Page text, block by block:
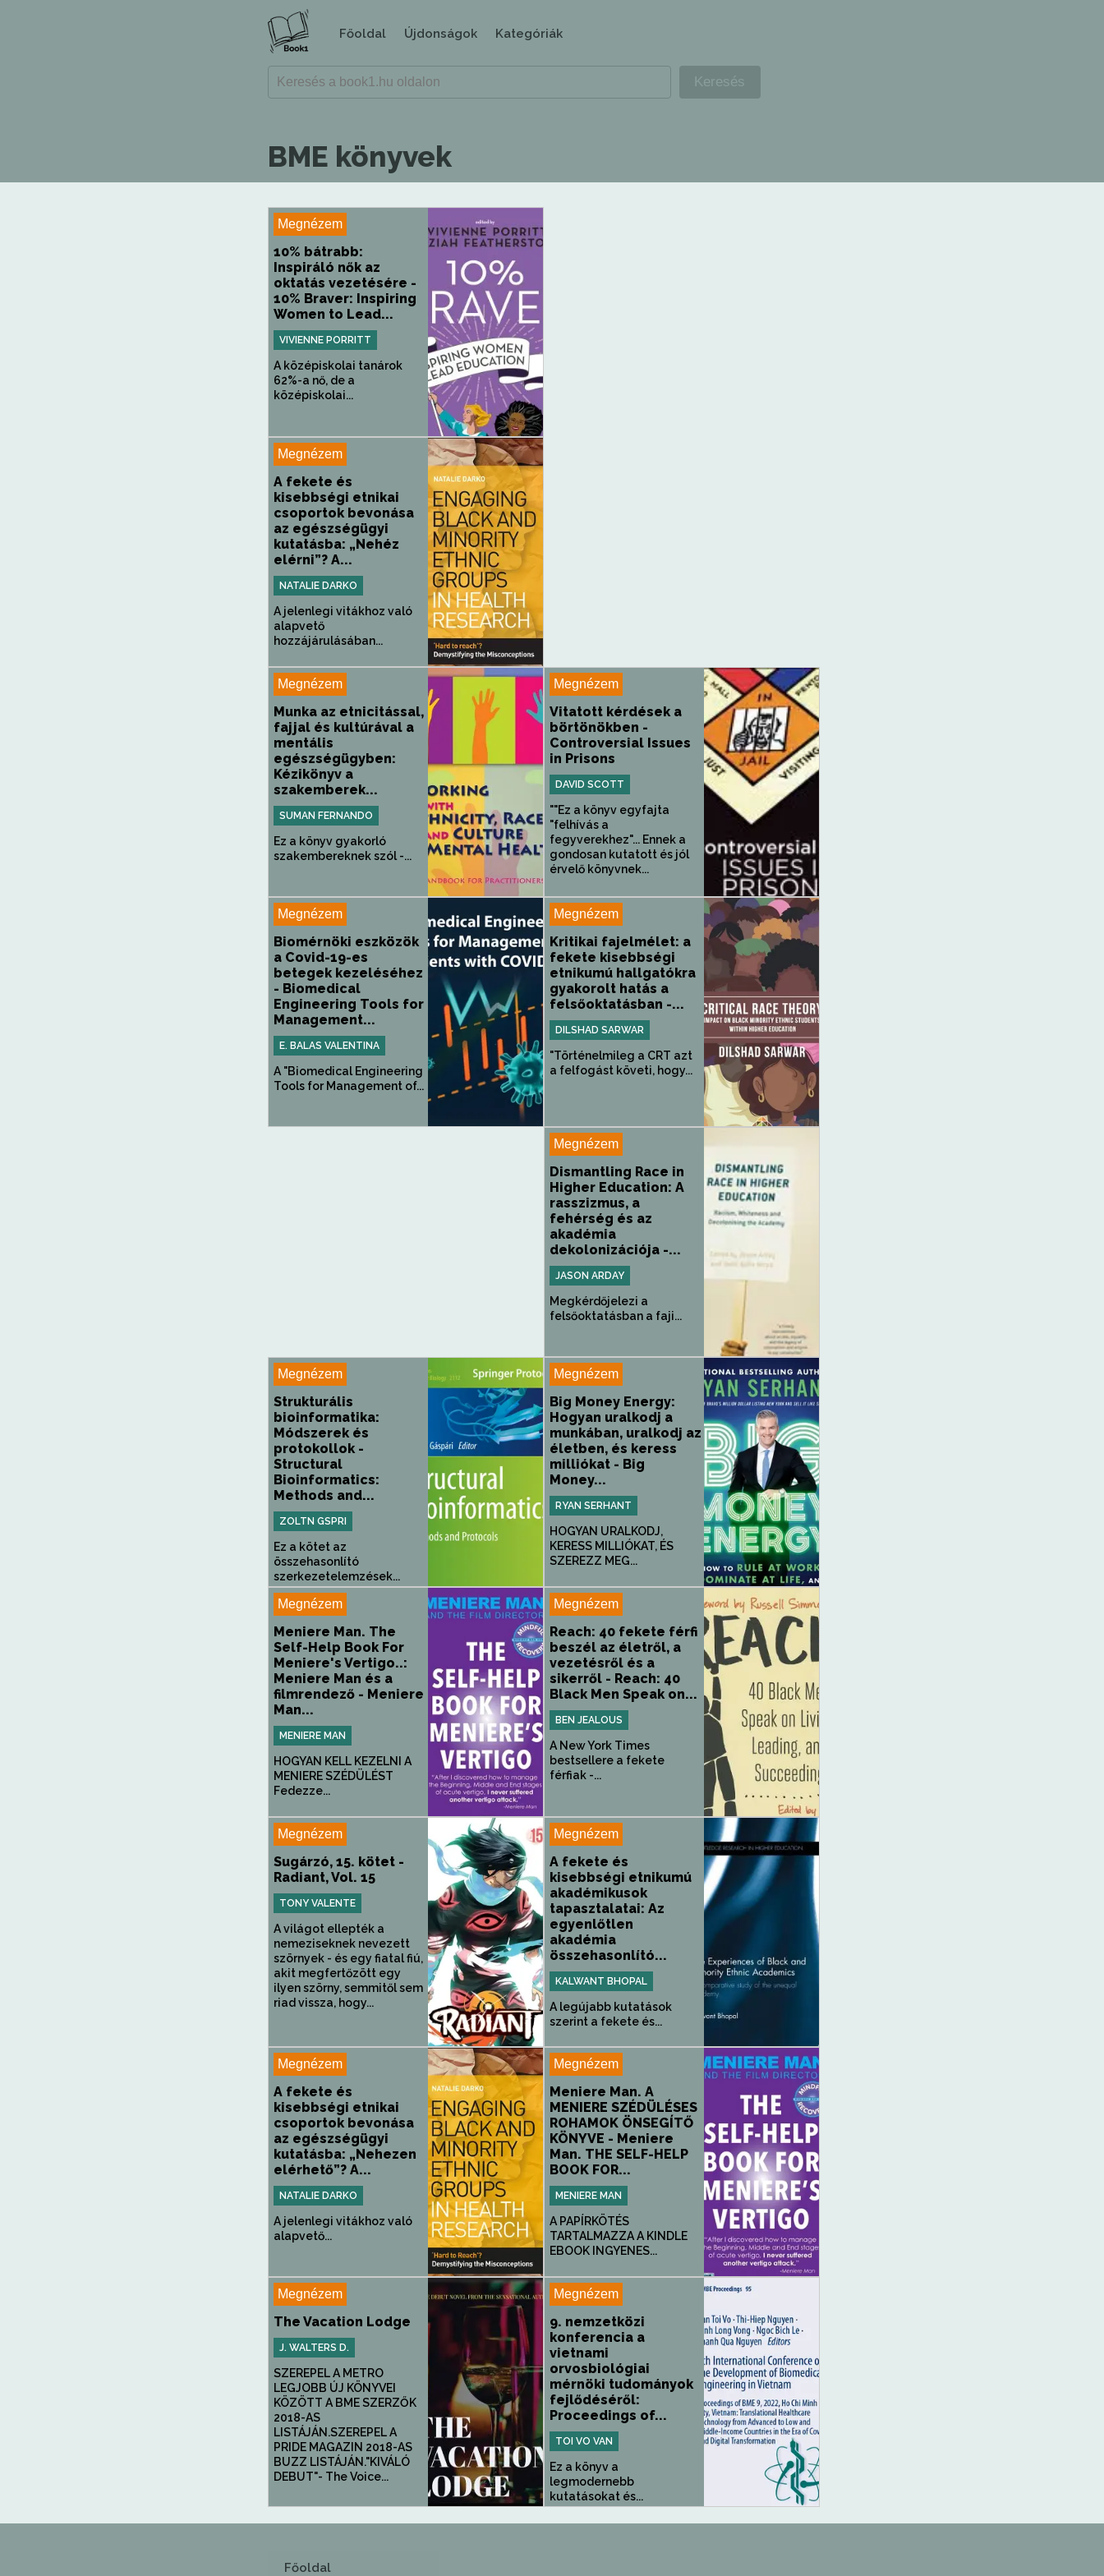
Főoldal Újdonságok Kategóriák
BME könyvek
Megnézem
10% bátrabb:
Inspiráló nők az
oktatás vezetésére -
10% Braver: Inspiring
Women to Lead...
VIVIENNE PORRITT
A középiskolai tanárok
62%-a nő, de a
középiskolai...
Megnézem
A fekete és
kisebbségi etnikai
csoportok bevonása
az egészségügyi
kutatásba: „Nehéz
elérni”? A...
NATALIE DARKO
A jelenlegi vitákhoz való
alapvető
hozzájárulásában...
Megnézem
Munka az etnicitással,
fajjal és kultúrával a
mentális
egészségügyben:
Kézikönyv a
szakemberek...
SUMAN FERNANDO
Ez a könyv gyakorló
szakembereknek szól -...
Megnézem
Vitatott kérdések a
börtönökben -
Controversial Issues
in Prisons
DAVID SCOTT
""Ez a könyv egyfajta
"felhívás a
fegyverekhez"... Ennek a
gondosan kutatott és jól
érvelő könyvnek...
Megnézem
Biomérnöki eszközök
a Covid-19-es
betegek kezeléséhez
- Biomedical
Engineering Tools for
Management...
E. BALAS VALENTINA
A "Biomedical Engineering
Tools for Management of...
Megnézem
Kritikai fajelmélet: a
fekete kisebbségi
etnikumú hallgatókra
gyakorolt hatás a
felsőoktatásban -...
DILSHAD SARWAR
"Történelmileg a CRT azt
a felfogást követi, hogy...
Megnézem
Dismantling Race in
Higher Education: A
rasszizmus, a
fehérség és az
akadémia
dekolonizációja -...
JASON ARDAY
Megkérdőjelezi a
felsőoktatásban a faji...
Megnézem
Strukturális
bioinformatika:
Módszerek és
protokollok -
Structural
Bioinformatics:
Methods and...
ZOLTN GSPRI
Ez a kötet az
összehasonlító
szerkezetelemzések...
Megnézem
Big Money Energy:
Hogyan uralkodj a
munkában, uralkodj az
életben, és keress
milliókat - Big
Money...
RYAN SERHANT
HOGYAN URALKODJ,
KERESS MILLIÓKAT, ÉS
SZEREZZ MEG...
Megnézem
Meniere Man. The
Self-Help Book For
Meniere's Vertigo..:
Meniere Man és a
filmrendező - Meniere
Man...
MENIERE MAN
HOGYAN KELL KEZELNI A
MENIERE SZÉDÜLÉST
Fedezze...
Megnézem
Reach: 40 fekete férfi
beszél az életről, a
vezetésről és a
sikerről - Reach: 40
Black Men Speak on...
BEN JEALOUS
A New York Times
bestsellere a fekete
férfiak -...
Megnézem
Sugárzó, 15. kötet -
Radiant, Vol. 15
TONY VALENTE
A világot ellepték a
nemeziseknek nevezett
szörnyek - és egy fiatal fiú,
akit megfertőzött egy
ilyen szörny, semmitől sem
riad vissza, hogy...
Megnézem
A fekete és
kisebbségi etnikumú
akadémikusok
tapasztalatai: Az
egyenlőtlen
akadémia
összehasonlító...
KALWANT BHOPAL
A legújabb kutatások
szerint a fekete és...
Megnézem
A fekete és
kisebbségi etnikai
csoportok bevonása
az egészségügyi
kutatásba: „Nehezen
elérhető”? A...
NATALIE DARKO
A jelenlegi vitákhoz való
alapvető...
Megnézem
Meniere Man. A
MENIERE SZÉDÜLÉSES
ROHAMOK ÖNSEGÍTŐ
KÖNYVE - Meniere
Man. THE SELF-HELP
BOOK FOR...
MENIERE MAN
A PAPÍRKÖTÉS
TARTALMAZZA A KINDLE
EBOOK INGYENES...
Megnézem
The Vacation Lodge
J. WALTERS D.
SZEREPEL A METRO
LEGJOBB ÚJ KÖNYVEI
KÖZÖTT A BME SZERZŐK
2018-AS
LISTÁJÁN.SZEREPEL A
PRIDE MAGAZIN 2018-AS
BUZZ LISTÁJÁN."KIVÁLÓ
DEBUT"- The Voice...
Megnézem
9. nemzetközi
konferencia a
vietnami
orvosbiológiai
mérnöki tudományok
fejlődéséről:
Proceedings of...
TOI VO VAN
Ez a könyv a
legmodernebb
kutatásokat és...
Főoldal